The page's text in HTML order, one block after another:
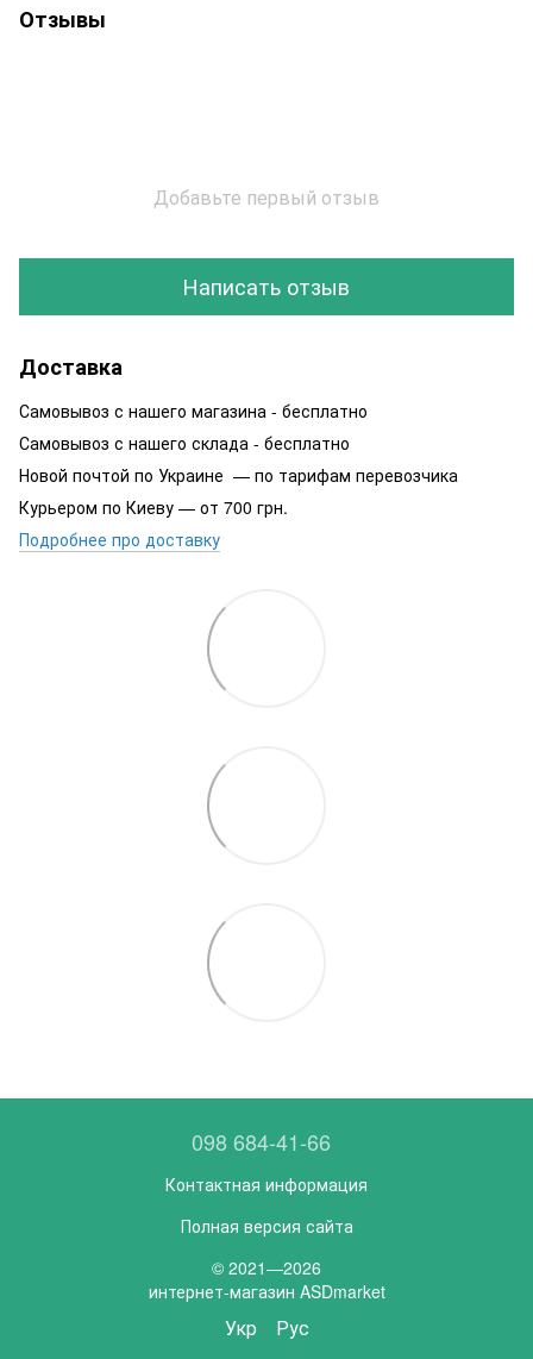
Отзывы
Добавьте первый отзыв
Написать отзыв
Доставка
Самовывоз с нашего магазина - бесплатно
Самовывоз с нашего склада - бесплатно
Новой почтой по Украине — по тарифам перевозчика
Курьером по Киеву — от 700 грн.
Подробнее про доставку
098 684-41-66
Контактная информация
Полная версия сайта
© 2021—2026
интернет-магазин ASDmarket
Укр Рус